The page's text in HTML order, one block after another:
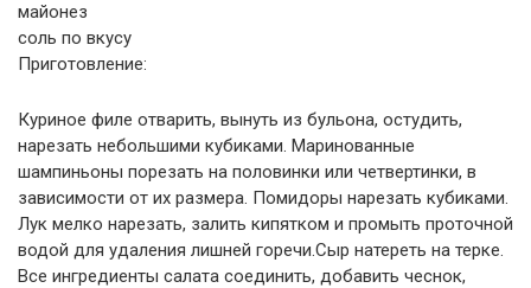
майонез
соль по вкусу
Приготовление:
Куриное филе отварить, вынуть из бульона, остудить,
нарезать небольшими кубиками. Маринованные
шампиньоны порезать на половинки или четвертинки, в
зависимости от их размера. Помидоры нарезать кубиками.
Лук мелко нарезать, залить кипятком и промыть проточной
водой для удаления лишней горечи.Сыр натереть на терке.
Все ингредиенты салата соединить, добавить чеснок,